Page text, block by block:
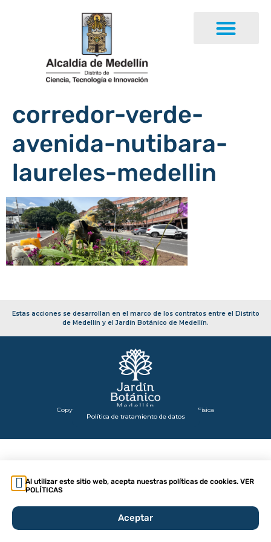
corredor-verde-
avenida-nutibara-
laureles-medellin
Estas acciones se desarrollan en el marco de los contratos entre el Distrito
de Medellín y el Jardín Botánico de Medellín.
Copyright 2026 – Secretaría de Infraestructura Física
Política de tratamiento de datos
Al utilizar este sitio web, acepta nuestras políticas de cookies. VER
POLÍTICAS
Aceptar